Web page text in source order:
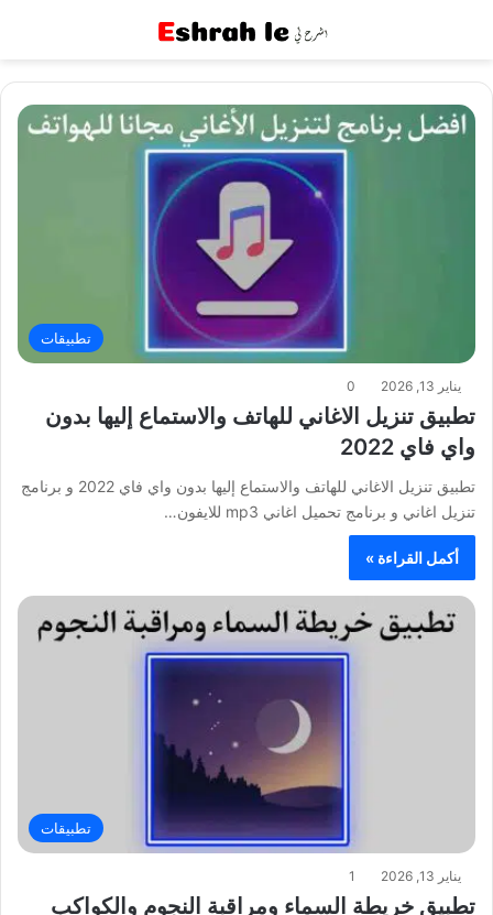
تطبيقات
يناير 13, 2026 0
تطبيق تنزيل الاغاني للهاتف والاستماع إليها بدون
واي فاي 2022
تطبيق تنزيل الاغاني للهاتف والاستماع إليها بدون واي فاي 2022 و برنامج
تنزيل اغاني و برنامج تحميل اغاني mp3 للايفون…
أكمل القراءة »
تطبيقات
يناير 13, 2026 1
تطبيق خريطة السماء ومراقبة النجوم والكواكب